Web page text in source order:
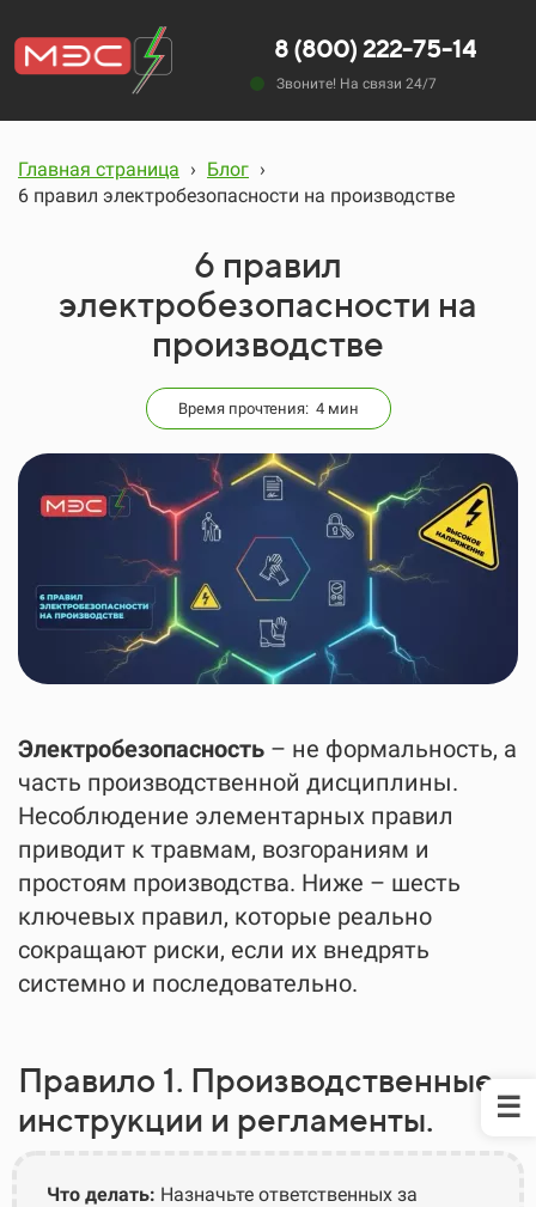
8 (800) 222-75-14
Звоните! На связи 24/7
Главная страница › Блог ›
6 правил электробезопасности на производстве
6 правил
электробезопасности на
производстве
Время прочтения: 4 мин
Электробезопасность – не формальность, а
часть производственной дисциплины.
Несоблюдение элементарных правил
приводит к травмам, возгораниям и
простоям производства. Ниже – шесть
ключевых правил, которые реально
сокращают риски, если их внедрять
системно и последовательно.
Правило 1. Производственные
инструкции и регламенты.
Что делать: Назначьте ответственных за